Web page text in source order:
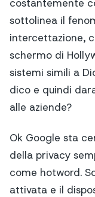
costantemente
sottolinea il
intercettazione,
schermo di
sistemi simili a
dico e quindi
alle aziende?
Ok Google sta
della privacy
come hotword.
attivata e il